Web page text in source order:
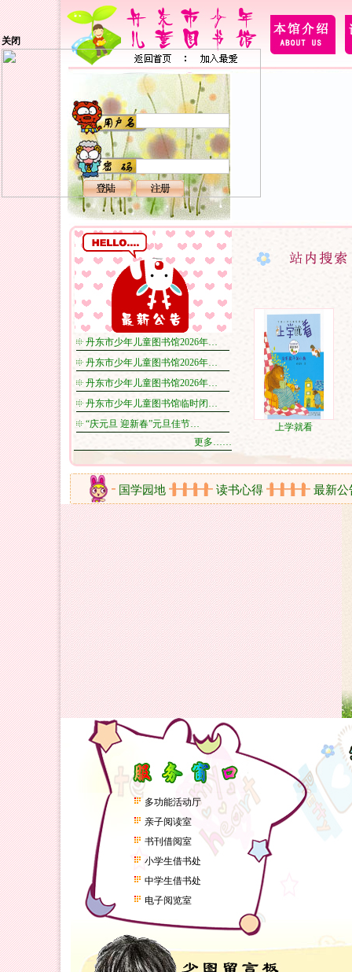
关闭
丹东市少年儿童图书馆2026年…
丹东市少年儿童图书馆2026年…
丹东市少年儿童图书馆2026年…
丹东市少年儿童图书馆临时闭…
“庆元旦 迎新春”元旦佳节…
更多……
上学就看
新书架 国学园地 读书心得 最新公告
多功能活动厅
亲子阅读室
书刊借阅室
小学生借书处
中学生借书处
电子阅览室